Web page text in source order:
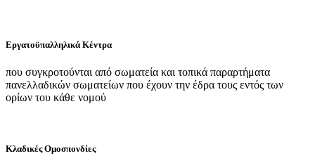
Εργατοϋπαλληλικά Κέντρα
που συγκροτούνται από σωματεία και τοπικά παραρτήματα
πανελλαδικών σωματείων που έχουν την έδρα τους εντός των
ορίων του κάθε νομού
Κλαδικές Ομοσπονδίες